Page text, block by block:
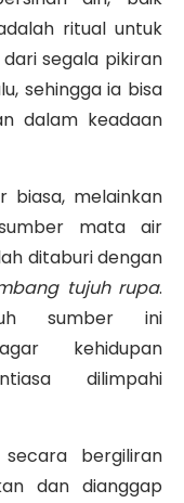
ritual untuk
segala pikiran
sehingga ia bisa
dalam keadaan
biasa, melainkan
mata air
ditaburi dengan
tujuh rupa.
sumber ini
kehidupan
dilimpahi
bergiliran
dan dianggap